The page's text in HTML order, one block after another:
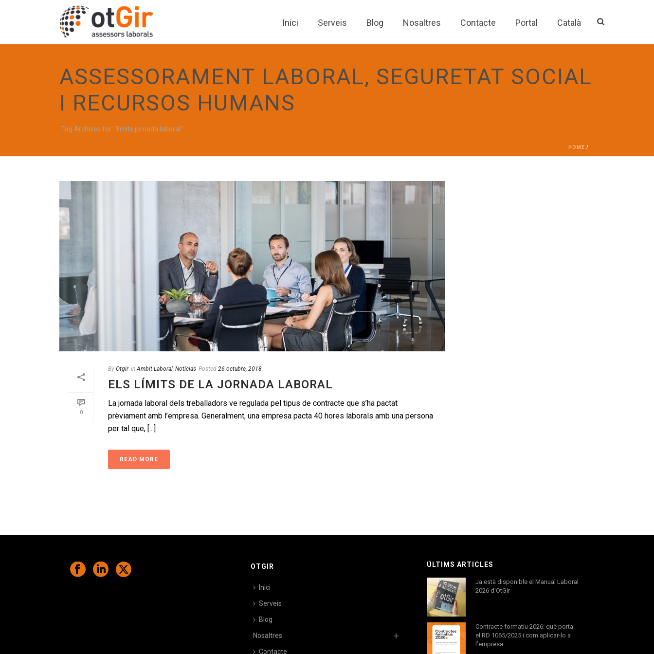
Inici Serveis Blog Nosaltres Contacte Portal Català
ASSESSORAMENT LABORAL, SEGURETAT SOCIAL
I RECURSOS HUMANS
Tag Archives for: "límits jornada laboral"
HOME /
0
By Otgir In Ambit Laboral, Notícias Posted 26 octubre, 2018
ELS LÍMITS DE LA JORNADA LABORAL
La jornada laboral dels treballadors ve regulada pel tipus de contracte que s’ha pactat
prèviament amb l’empresa. Generalment, una empresa pacta 40 hores laborals amb una persona
per tal que, [...]
READ MORE
OTGIR
Inici
Serveis
Blog
Nosaltres
Contacte
ÚLTIMS ARTICLES
Ja està disponible el Manual Laboral
2026 d’OtGir
Contracte formatiu 2026: què porta
el RD 1065/2025 i com aplicar-lo a
l’empresa